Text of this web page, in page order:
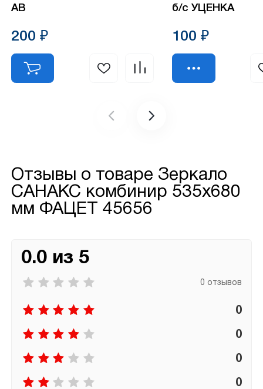
АВ
200 ₽
б/с УЦЕНКА
100 ₽
Отзывы о товаре Зеркало
САНАКС комбинир 535х680
мм ФАЦЕТ 45656
0.0 из 5
0 отзывов
0
0
0
0